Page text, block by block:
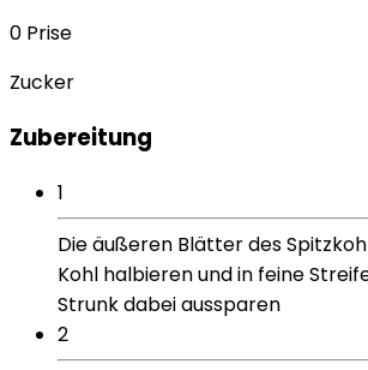
0 Prise
Zucker
Zubereitung
1
Die äußeren Blätter des
Kohl halbieren und in feine
Strunk dabei aussparen
2